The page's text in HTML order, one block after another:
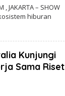
Y
R
A
R
E
S
, JAKARTA – SHOW
hiburan
Kunjungi
Sama Riset